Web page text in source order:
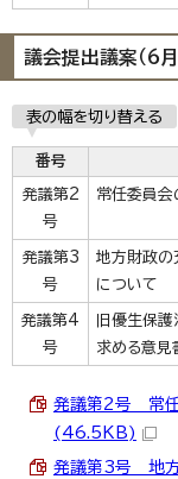
議会提出議案（6月
表の幅を切り替える
番号
発議第2
号
常任委員会
発議第3
号
地方財政の
について
発議第4
号
旧優生保
求める意見
発議第2号 常任
(46.5KB)
発議第3号 地方